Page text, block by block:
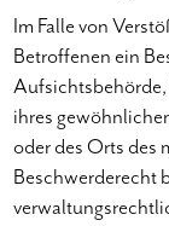
Im Falle von
Betroffenen ein
ihres
oder des Orts des
Beschwerderecht